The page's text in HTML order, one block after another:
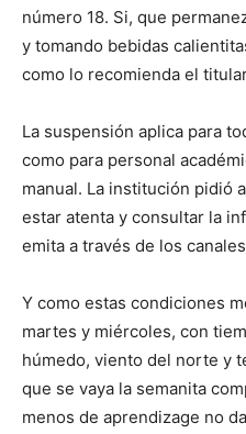
número 18. Si, que
y tomando bebidas
como lo recomienda el
La suspensión aplica para
como para personal
manual. La institución pidió
estar atenta y consultar la
emita a través de los
Y como estas condiciones
martes y miércoles, con
húmedo, viento del norte y
que se vaya la semanita
menos de aprendizage no